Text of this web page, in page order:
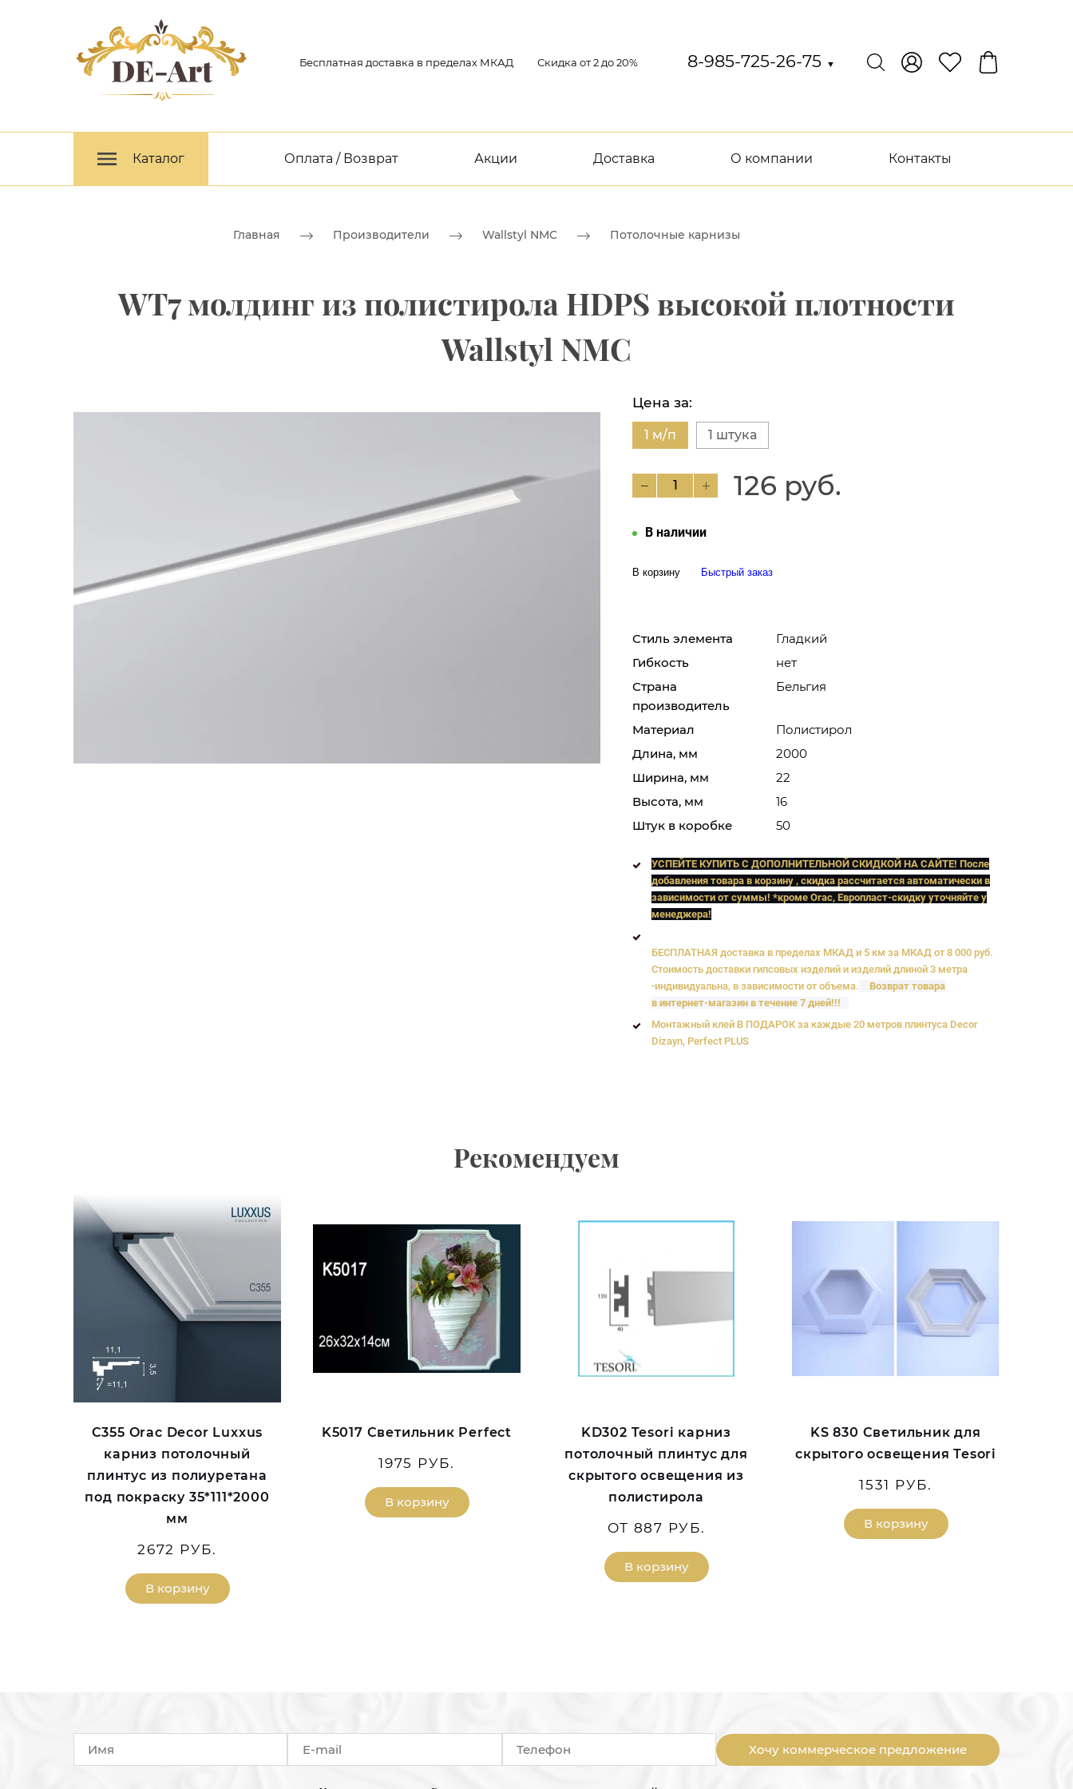
Бесплатная доставка в пределах МКАД Скидка от 2 до 20% 8-985-725-26-75 ▼
Каталог Оплата / Возврат Акции Доставка О компании Контакты
Главная Производители Wallstyl NMC Потолочные карнизы
WT7 молдинг из полистирола HDPS высокой плотности
Wallstyl NMC
Цена за:
1 м/п 1 штука
126 руб.
В наличии
В корзину Быстрый заказ
Стиль элемента
Гладкий
Гибкость
нет
Страна
производитель
Бельгия
Материал
Полистирол
Длина, мм
2000
Ширина, мм
22
Высота, мм
16
Штук в коробке
50
УСПЕЙТЕ КУПИТЬ C ДОПОЛНИТЕЛЬНОЙ СКИДКОЙ НА САЙТЕ! После
добавления товара в корзину , скидка рассчитается автоматически в
зависимости от суммы! *кроме Orac, Европласт-скидку уточняйте у
менеджера!
БЕСПЛАТНАЯ доставка в пределах МКАД и 5 км за МКАД от 8 000 руб.
Стоимость доставки гипсовых изделий и изделий длиной 3 метра
-индивидуальна, в зависимости от объема.
Возврат товара
в интернет-магазин в течение 7 дней!!!
Монтажный клей В ПОДАРОК за каждые 20 метров плинтуса Decor
Dizayn, Perfect PLUS
Рекомендуем
C355 Orac Decor Luxxus
карниз потолочный
плинтус из полиуретана
под покраску 35*111*2000
мм
2672 РУБ.
В корзину
K5017 Светильник Perfect
1975 РУБ.
В корзину
KD302 Tesori карниз
потолочный плинтус для
скрытого освещения из
полистирола
ОТ 887 РУБ.
В корзину
KS 830 Светильник для
скрытого освещения Tesori
1531 РУБ.
В корзину
Хочу коммерческое предложение